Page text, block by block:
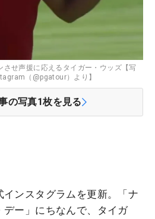
させ声援に応えるタイガー・ウッズ【写
（@pgatour）より】
の写真1枚を見る
ンスタグラムを更新。「ナ
デー」にちなんで、タイガ